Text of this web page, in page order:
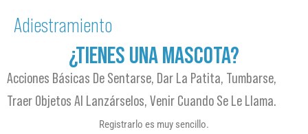
Adiestramiento
¿TIENES UNA MASCOTA?
Acciones Básicas De Sentarse, Dar La Patita, Tumbarse,
Traer Objetos Al Lanzárselos, Venir Cuando Se Le Llama.
Registrarlo es muy sencillo.